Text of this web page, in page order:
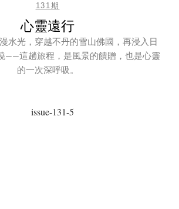
131期
心靈遠行
水光，穿越不丹的雪山佛國，再浸入日
——這趟旅程，是風景的饋贈，也是心靈
的一次深呼吸。